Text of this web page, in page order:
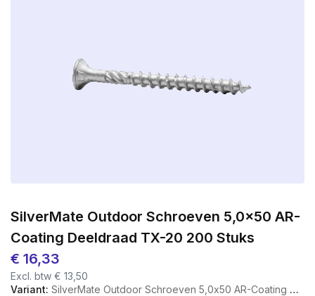
SilverMate Outdoor Schroeven 5,0×50 AR-
Coating Deeldraad TX-20 200 Stuks
€ 16,33
Excl. btw € 13,50
Variant: SilverMate Outdoor Schroeven 5,0x50 AR-Coating Deeldraad TX-20 200 Stuks